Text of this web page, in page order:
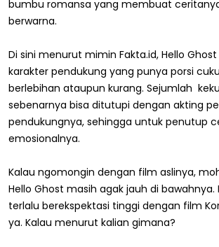
bumbu romansa yang membuat
berwarna.
Di sini menurut mimin Fakta.id, Hello
karakter pendukung yang punya porsi
berlebihan ataupun kurang. Sejumlah
sebenarnya bisa ditutupi dengan akting
pendukungnya, sehingga untuk penutup
emosionalnya.
Kalau ngomongin dengan film aslinya,
Hello Ghost masih agak jauh di
terlalu berekspektasi tinggi dengan film
ya. Kalau menurut kalian gimana?